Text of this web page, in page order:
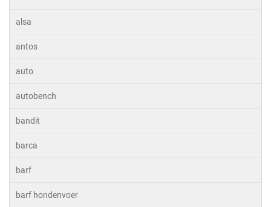
alsa
antos
auto
autobench
bandit
barca
barf
barf hondenvoer